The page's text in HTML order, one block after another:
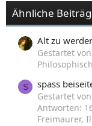
Ähnliche
Alt zu
Gestartet
S spass
Gestartet
Antworten:
Freimaurer,